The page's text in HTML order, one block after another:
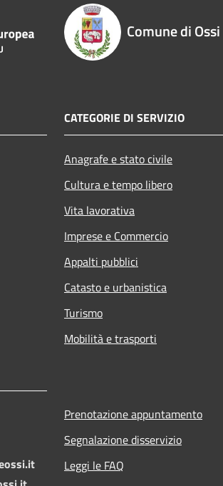
Comune di Ossi
CATEGORIE DI SERVIZIO
Anagrafe e stato civile
Cultura e tempo libero
Vita lavorativa
Imprese e Commercio
Appalti pubblici
Catasto e urbanistica
Turismo
Mobilità e trasporti
Prenotazione appuntamento
Segnalazione disservizio
Leggi le FAQ